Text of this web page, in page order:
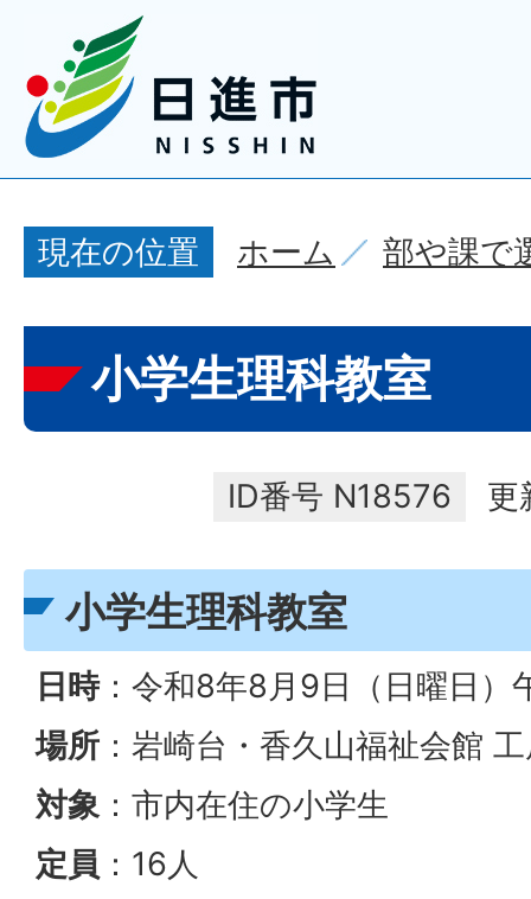
現在の位置 ホーム 部や課で
小学生理科教室
ID番号 N18576 更
小学生理科教室
日時：令和8年8月9日（日曜日）
場所 ：岩崎台・香久山福祉会館
対象：市内在住の小学生
定員 ：16人